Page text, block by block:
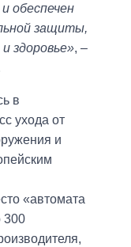
обеспечен
защиты,
здоровье», –
в
ухода от
и
«автомата
300